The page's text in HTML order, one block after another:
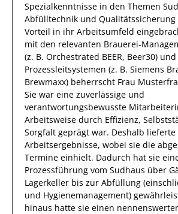
Spezialkenntnisse in den Themen
Abfülltechnik und Qualitätssicherung
Vorteil in ihr Arbeitsumfeld
mit den relevanten
(z. B. Orchestrated BEER, Beer30) und
Prozessleitsystemen (z. B. Siemens
Brewmaxx) beherrscht Frau
Sie war eine zuverlässige und
verantwortungsbewusste
Arbeitsweise durch Effizienz,
Sorgfalt geprägt war. Deshalb lieferte
Arbeitsergebnisse, wobei sie die
Termine einhielt. Dadurch hat sie
Prozessführung vom Sudhaus über
Lagerkeller bis zur Abfüllung
und Hygienemanagement)
hinaus hatte sie einen